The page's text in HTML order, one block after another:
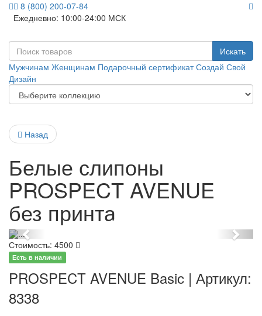
8 (800) 200-07-84
Ежедневно: 10:00-24:00 МСК
Искать
Мужчинам Женщинам Подарочный сертификат Создай Свой
Дизайн
Назад
Белые слипоны
PROSPECT AVENUE
без принта
Previous Next
Стоимость: 4500
Есть в наличии
PROSPECT AVENUE Basic | Артикул:
8338